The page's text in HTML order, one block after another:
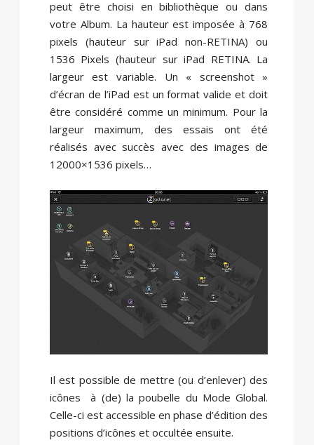
peut être choisi en bibliothèque ou dans
votre Album. La hauteur est imposée à 768
pixels (hauteur sur iPad non-RETINA) ou
1536 Pixels (hauteur sur iPad RETINA. La
largeur est variable. Un « screenshot »
d’écran de l’iPad est un format valide et doit
être considéré comme un minimum. Pour la
largeur maximum, des essais ont été
réalisés avec succès avec des images de
12000×1536 pixels…
Il est possible de mettre (ou d’enlever) des
icônes à (de) la poubelle du Mode Global.
Celle-ci est accessible en phase d’édition des
positions d’icônes et occultée ensuite.